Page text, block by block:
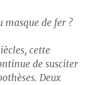
masque de fer ?
cette
de susciter
Deux